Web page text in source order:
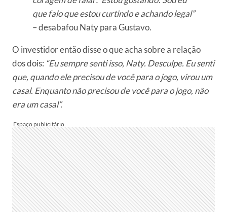
que falo que estou curtindo e achando legal”
– desabafou Naty para Gustavo.
O investidor então disse o que acha sobre a relação
dos dois: “Eu sempre senti isso, Naty. Desculpe. Eu senti
que, quando ele precisou de você para o jogo, virou um
casal. Enquanto não precisou de você para o jogo, não
era um casal”.